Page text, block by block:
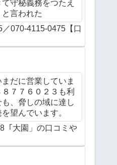
守秘義務をつたえ
言われた
070-4115-0475【口
だに営業していま
７７６０２３も利
、脅しの域に達し
望んでいます。
「大園」の口コミや